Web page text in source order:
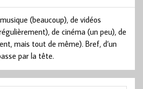
(beaucoup), de vidéos
de cinéma (un peu), de
mais tout de même). Bref, d’un
par la tête.